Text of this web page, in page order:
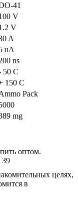
41
V
V
A
uA
ns
50 C
150 C
Pack
mg
оптом.
39
целях,
в